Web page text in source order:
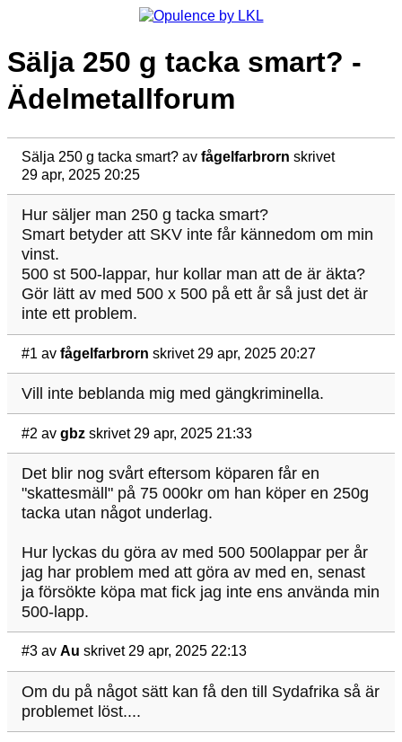
Sälja 250 g tacka smart? -
Ädelmetallforum
Sälja 250 g tacka smart? av fågelfarbrorn skrivet
29 apr, 2025 20:25
Hur säljer man 250 g tacka smart?
Smart betyder att SKV inte får kännedom om min
vinst.
500 st 500-lappar, hur kollar man att de är äkta?
Gör lätt av med 500 x 500 på ett år så just det är
inte ett problem.
#1 av fågelfarbrorn skrivet 29 apr, 2025 20:27
Vill inte beblanda mig med gängkriminella.
#2 av gbz skrivet 29 apr, 2025 21:33
Det blir nog svårt eftersom köparen får en
"skattesmäll" på 75 000kr om han köper en 250g
tacka utan något underlag.
Hur lyckas du göra av med 500 500lappar per år
jag har problem med att göra av med en, senast
ja försökte köpa mat fick jag inte ens använda min
500-lapp.
#3 av Au skrivet 29 apr, 2025 22:13
Om du på något sätt kan få den till Sydafrika så är
problemet löst....